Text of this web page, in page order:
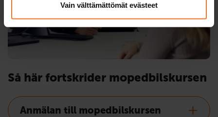
Vain välttämättömät evästeet
Så här fortskrider mopedbilskursen
Anmälan till mopedbilskursen